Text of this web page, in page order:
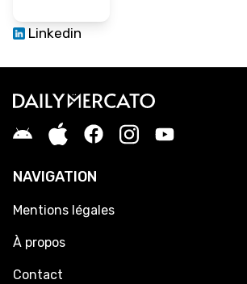
Linkedin
NAVIGATION
Mentions légales
À propos
Contact